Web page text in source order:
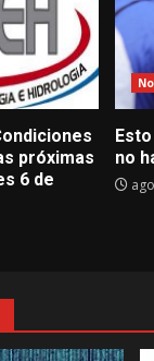
próximas
6 de
no